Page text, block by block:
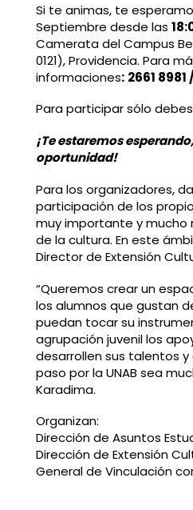
Si te animas, te
Septiembre desde las
Camerata del Campus
0121), Providencia. Para
informaciones: 2661
Para participar sólo debes
¡Te estaremos
oportunidad!
Para los organizadores,
participación de los
muy importante y mucho
de la cultura. En este
Director de Extensión
“Queremos crear un
los alumnos que gustan
puedan tocar su
agrupación juvenil los
desarrollen sus talentos
paso por la UNAB sea
Karadima.
Organizan:
Dirección de Asuntos
Dirección de Extensión
General de Vinculación